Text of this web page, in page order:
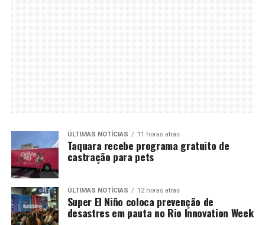
ÚLTIMAS NOTÍCIAS 11 horas atrás
Taquara recebe programa gratuito de
castração para pets
ÚLTIMAS NOTÍCIAS 12 horas atrás
Super El Niño coloca prevenção de
desastres em pauta no Rio Innovation Week